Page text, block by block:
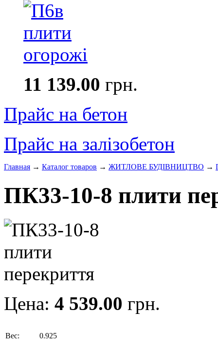
11 139.00 грн.
Прайс на бетон
Прайс на залізобетон
Главная → Каталог товаров → ЖИТЛОВЕ БУДIВНИЦТВО →
ПК33-10-8 плити
Цена: 4 539.00 грн.
Вес: 0.925